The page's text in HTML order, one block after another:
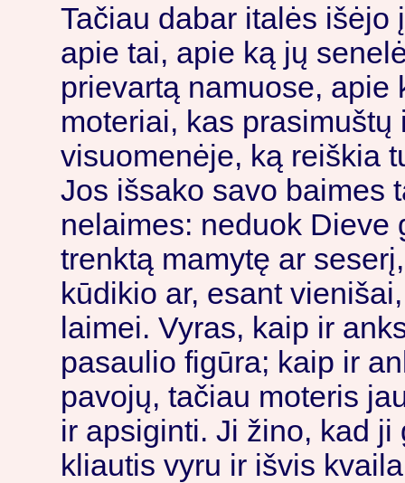
Tačiau dabar italės išėjo
apie tai, apie ką jų
prievartą namuose, apie
moteriai, kas
visuomenėje, ką reiškia
Jos išsako savo baimes
nelaimes: neduok Dieve
trenktą mamytę ar
kūdikio ar, esant
laimei. Vyras, kaip ir
pasaulio figūra; kaip ir
pavojų, tačiau moteris
ir apsiginti. Ji žino, kad
kliautis vyru ir išvis